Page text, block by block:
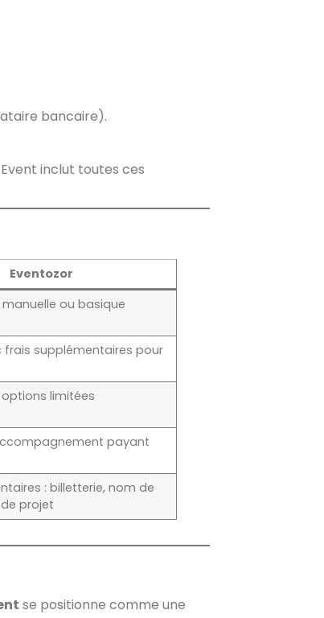
bancaire).
inclut toutes ces
Eventozor
ou basique
frais supplémentaires pour
limitées
payant
: billetterie, nom de
projet
se positionne comme une